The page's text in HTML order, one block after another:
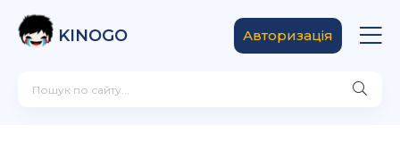
KINOGO Авторизація